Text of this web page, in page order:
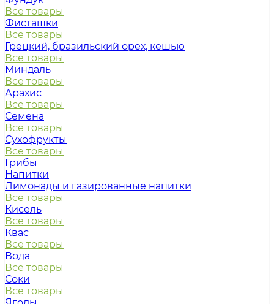
Все товары
Фисташки
Все товары
Грецкий, бразильский орех, кешью
Все товары
Миндаль
Все товары
Арахис
Все товары
Семена
Все товары
Сухофрукты
Все товары
Грибы
Напитки
Лимонады и газированные напитки
Все товары
Кисель
Все товары
Квас
Все товары
Вода
Все товары
Соки
Все товары